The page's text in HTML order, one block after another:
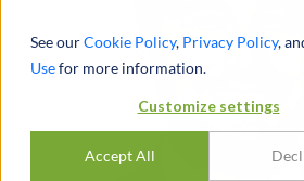
See ourCookie Policy, Privacy Policy,
Usefor more information.
Customize settings
Accept All